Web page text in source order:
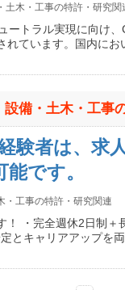
土木・工事の特許・研究関
ートラル実現に向け
れています。国内に
備・土木・工事
験者は、求
です。
・工事の特許・研究関連
・完全週休2日制＋
とキャリアアップを